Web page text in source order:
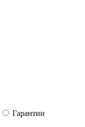
Гарантии